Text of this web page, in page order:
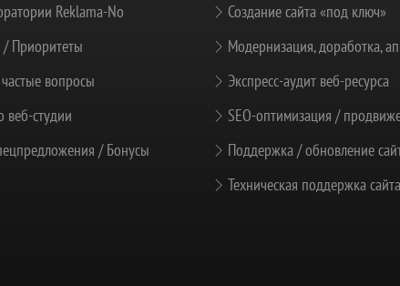
Reklama-No
Приоритеты
вопросы
веб-студии
/ Бонусы
Создание сайта «под ключ»
Модернизация, доработка,
Экспресс-аудит веб-ресурса
SEO-оптимизация /
Поддержка / обновление
Техническая поддержка сайта